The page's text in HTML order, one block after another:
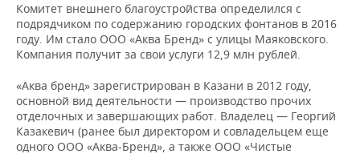
Комитет внешнего благоустройства определился с
подрядчиком по содержанию городских фонтанов в 2016
году. Им стало ООО «Аква Бренд» с улицы Маяковского.
Компания получит за свои услуги 12,9 млн рублей.
«Аква бренд» зарегистрирован в Казани в 2012 году,
основной вид деятельности — производство прочих
отделочных и завершающих работ. Владелец — Георгий
Казакевич (ранее был директором и совладельцем еще
одного ООО «Аква-Бренд», а также ООО «Чистые